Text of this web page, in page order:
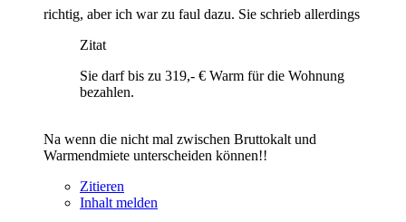
richtig, aber ich war zu faul dazu. Sie schrieb allerdings
Zitat
Sie darf bis zu 319,- € Warm für die Wohnung
bezahlen.
Na wenn die nicht mal zwischen Bruttokalt und
Warmendmiete unterscheiden können!!
Zitieren
Inhalt melden